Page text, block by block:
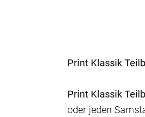
Print Klassik
Print Klassik
oder jeden